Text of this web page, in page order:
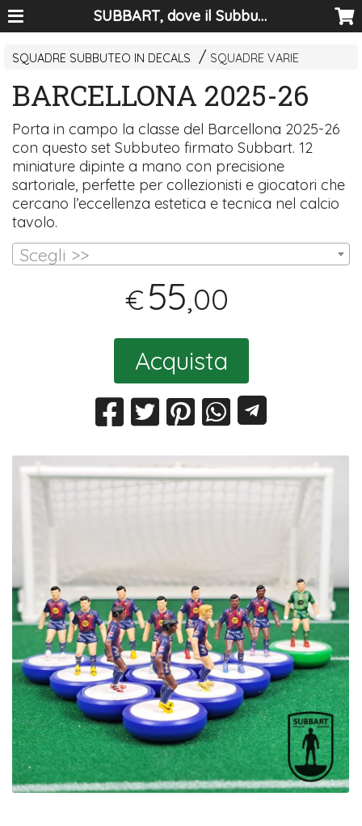
SUBBART, dove il Subbuteo diventa arte
SQUADRE SUBBUTEO IN DECALS SQUADRE VARIE
BARCELLONA 2025-26
Porta in campo la classe del Barcellona 2025-26
con questo set Subbuteo firmato Subbart. 12
miniature dipinte a mano con precisione
sartoriale, perfette per collezionisti e giocatori che
cercano l’eccellenza estetica e tecnica nel calcio
tavolo.
Scegli >>
€55,00
Acquista